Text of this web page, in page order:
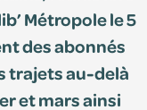
Métropole le 5
des abonnés
trajets au-delà
et mars ainsi